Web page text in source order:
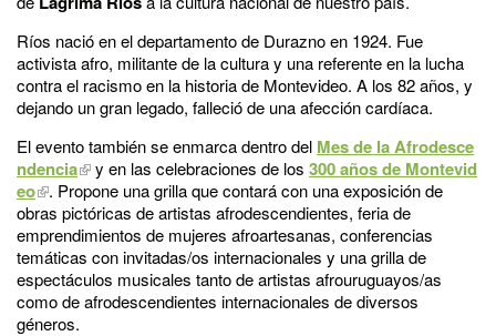
Ríos nació en el departamento de Durazno en 1924. Fue
activista afro, militante de la cultura y una referente en la lucha
contra el racismo en la historia de Montevideo. A los 82 años, y
dejando un gran legado, falleció de una afección cardíaca.
El evento también se enmarca dentro del Mes de la Afrodesce
ndencia
y en las celebraciones de los 300 años de Montevid
eo
. Propone una grilla que contará con una exposición de
obras pictóricas de artistas afrodescendientes, feria de
emprendimientos de mujeres afroartesanas, conferencias
temáticas con invitadas/os internacionales y una grilla de
espectáculos musicales tanto de artistas afrouruguayos/as
como de afrodescendientes internacionales de diversos
géneros.